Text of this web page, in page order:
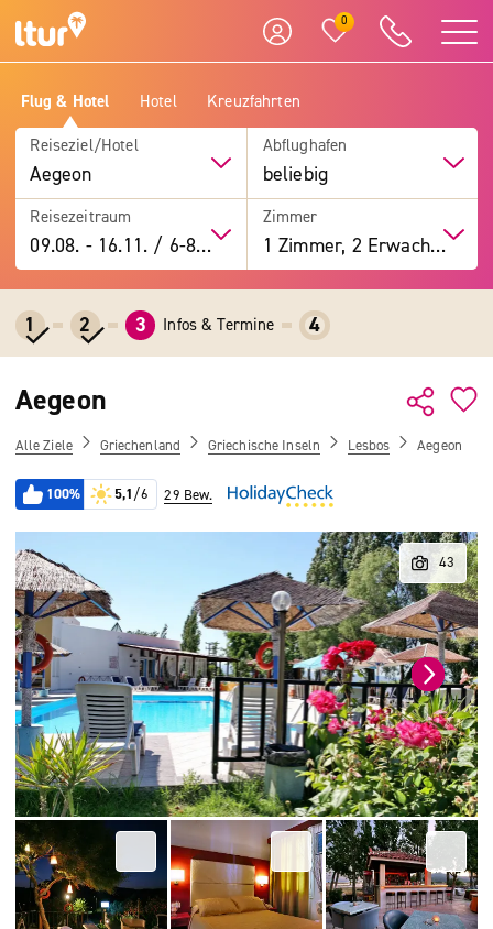
0
Flug & Hotel Hotel Kreuzfahrten
Reiseziel/Hotel
Aegeon
Abflughafen
beliebig
Reisezeitraum
09.08. -16.11. / 6-8 Tage
Zimmer
1 Zimmer, 2 Erwachsene
1 2 3 Infos & Termine 4
Aegeon
Alle Ziele Griechenland Griechische Inseln Lesbos Aegeon
100% 5,1/6 29 Bew.